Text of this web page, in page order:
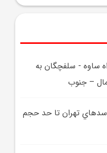
ساوه - سلفچگان به
– جنوب
تهران تا حد حجم